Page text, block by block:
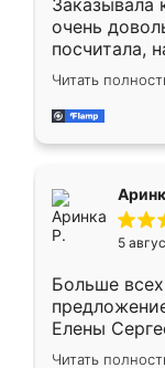
Заказывала
очень
посчитала,
Замерщик
делу со
за день,
Читать
5
Больше
Елены
короткие
Читать